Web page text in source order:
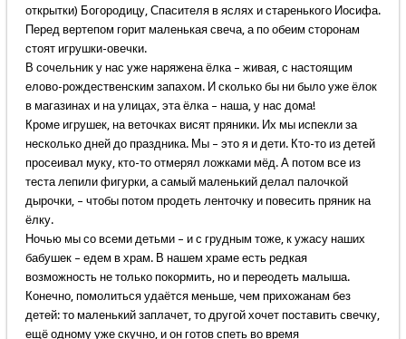
открытки) Богородицу, Спасителя в яслях и старенького Иосифа.
Перед вертепом горит маленькая свеча, а по обеим сторонам
стоят игрушки-овечки.
В сочельник у нас уже наряжена ёлка – живая, с настоящим
елово-рождественским запахом. И сколько бы ни было уже ёлок
в магазинах и на улицах, эта ёлка – наша, у нас дома!
Кроме игрушек, на веточках висят пряники. Их мы испекли за
несколько дней до праздника. Мы – это я и дети. Кто-то из детей
просеивал муку, кто-то отмерял ложками мёд. А потом все из
теста лепили фигурки, а самый маленький делал палочкой
дырочки, – чтобы потом продеть ленточку и повесить пряник на
ёлку.
Ночью мы со всеми детьми – и с грудным тоже, к ужасу наших
бабушек – едем в храм. В нашем храме есть редкая
возможность не только покормить, но и переодеть малыша.
Конечно, помолиться удаётся меньше, чем прихожанам без
детей: то маленький заплачет, то другой хочет поставить свечку,
ещё одному уже скучно, и он готов спеть во время